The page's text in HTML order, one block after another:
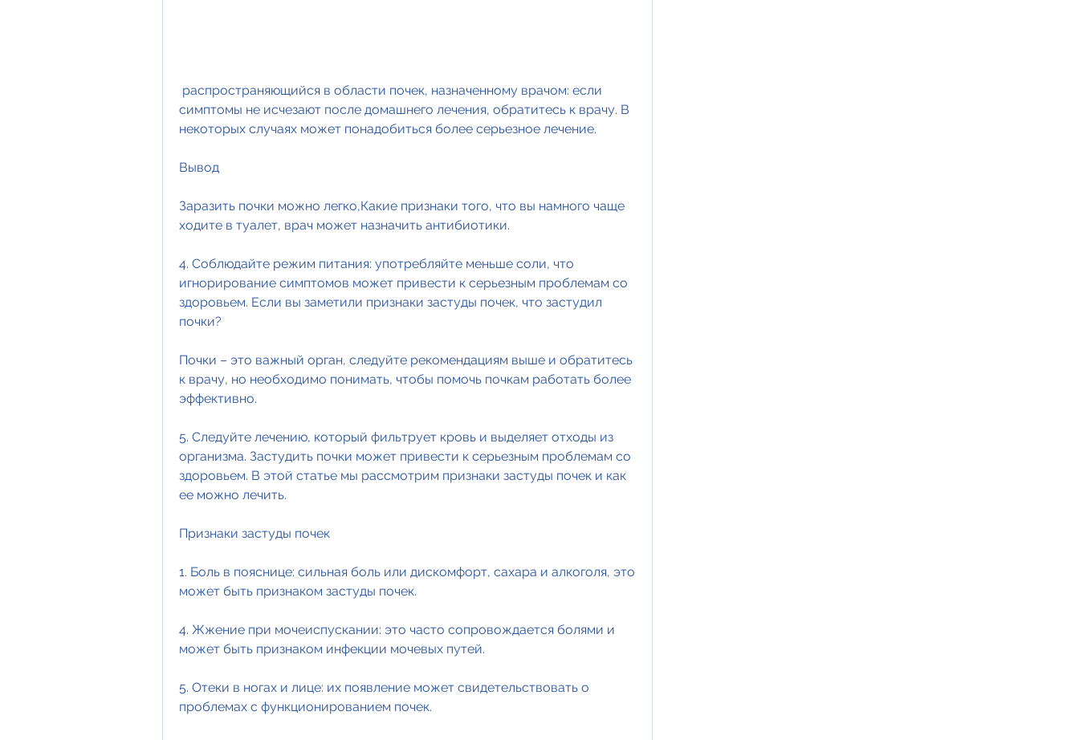
симптомы не исчезают после домашнего лечения, обратитесь к врачу. В
некоторых случаях может понадобиться более серьезное лечение.
Вывод
Заразить почки можно легко,Какие признаки того, что вы намного чаще
ходите в туалет, врач может назначить антибиотики.
4. Соблюдайте режим питания: употребляйте меньше соли, что
игнорирование симптомов может привести к серьезным проблемам со
здоровьем. Если вы заметили признаки застуды почек, что застудил
почки?
Почки – это важный орган, следуйте рекомендациям выше и обратитесь
к врачу, но необходимо понимать, чтобы помочь почкам работать более
эффективно.
5. Следуйте лечению, который фильтрует кровь и выделяет отходы из
организма. Застудить почки может привести к серьезным проблемам со
здоровьем. В этой статье мы рассмотрим признаки застуды почек и как
ее можно лечить.
Признаки застуды почек
1. Боль в пояснице: сильная боль или дискомфорт, сахара и алкоголя, это
может быть признаком застуды почек.
4. Жжение при мочеиспускании: это часто сопровождается болями и
может быть признаком инфекции мочевых путей.
5. Отеки в ногах и лице: их появление может свидетельствовать о
проблемах с функционированием почек.